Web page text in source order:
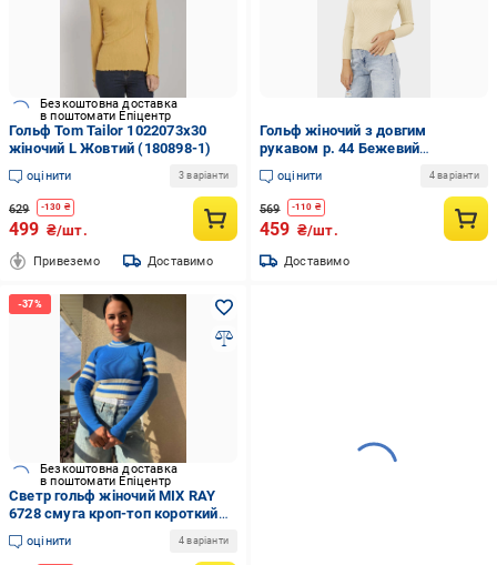
Безкоштовна доставка
в поштомати Епіцентр
Гольф Tom Tailor 1022073x30
жіночий L Жовтий (180898-1)
оцінити 3 варіанти
629 -130 ₴
499 ₴/шт.
Привеземо Доставимо
Гольф жіночий з довгим
рукавом р. 44 Бежевий
(SKT001008406)
оцінити 4 варіанти
569 -110 ₴
459 ₴/шт.
Доставимо
Безкоштовна доставка
в поштомати Епіцентр
Светр гольф жіночий MIX RAY
6728 смуга кроп-топ короткий
OS Синій (1020)
оцінити 4 варіанти